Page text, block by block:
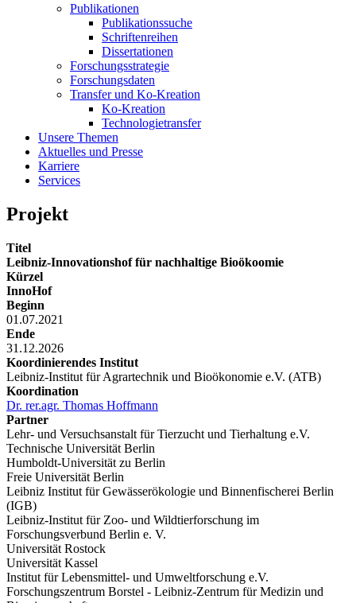
Publikationen
Publikationssuche
Schriftenreihen
Dissertationen
Forschungsstrategie
Forschungsdaten
Transfer und Ko-Kreation
Ko-Kreation
Technologietransfer
Unsere Themen
Aktuelles und Presse
Karriere
Services
Projekt
Titel
Leibniz-Innovationshof für nachhaltige Bioökoomie
Kürzel
InnoHof
Beginn
01.07.2021
Ende
31.12.2026
Koordinierendes Institut
Leibniz-Institut für Agrartechnik und Bioökonomie e.V. (ATB)
Koordination
Dr. rer.agr. Thomas Hoffmann
Partner
Lehr- und Versuchsanstalt für Tierzucht und Tierhaltung e.V.
Technische Universität Berlin
Humboldt-Universität zu Berlin
Freie Universität Berlin
Leibniz Institut für Gewässerökologie und Binnenfischerei Berlin
(IGB)
Leibniz-Institut für Zoo- und Wildtierforschung im
Forschungsverbund Berlin e. V.
Universität Rostock
Universität Kassel
Institut für Lebensmittel- und Umweltforschung e.V.
Forschungszentrum Borstel - Leibniz-Zentrum für Medizin und